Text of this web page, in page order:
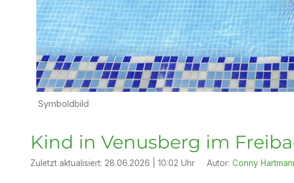
Symboldbild
Kind in Venusberg im
Zuletzt aktualisiert: 28.06.2026 | 10:02 Uhr Autor: Conny